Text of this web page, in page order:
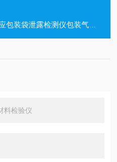
袋泄露检测仪包装气密性测试仪